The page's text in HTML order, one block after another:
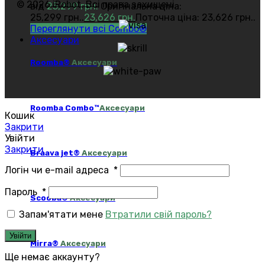
від25,299грн. Оригінальна ціна:
25,299 грн..23,626 грн.Поточна ціна: 23,626 грн..
Переглянути всі Combo®
Аксесуари
Roomba® Аксесуари
Roomba Combo™Аксесуари
Braava jet® Аксесуари
Scooba®Аксесуари
Mirra® Аксесуари
© 2026 iRobot. Всі права захищені.
Кошик
Закрити
Увійти
Закрити
Логін чи e-mail адреса *
Пароль *
Запам'ятати мене Втратили свій пароль?
Увійти
Ще немає аккаунту?